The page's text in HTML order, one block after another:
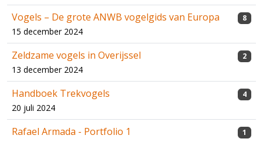
Vogels – De grote ANWB vogelgids van Europa
15 december 2024
8
Zeldzame vogels in Overijssel
13 december 2024
2
Handboek Trekvogels
20 juli 2024
4
Rafael Armada - Portfolio 1 1